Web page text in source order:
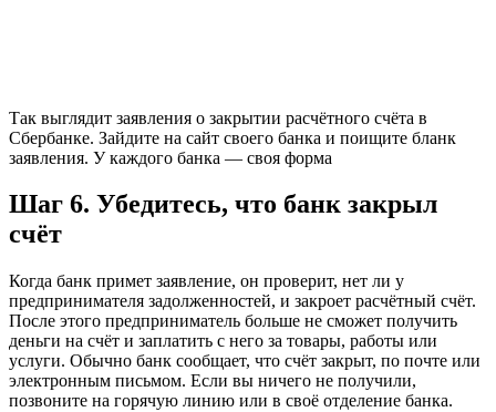
Так выглядит заявления о закрытии расчётного счёта в
Сбербанке. Зайдите на сайт своего банка и поищите бланк
заявления. У каждого банка — своя форма
Шаг 6. Убедитесь, что банк закрыл
счёт
Когда банк примет заявление, он проверит, нет ли у
предпринимателя задолженностей, и закроет расчётный счёт.
После этого предприниматель больше не сможет получить
деньги на счёт и заплатить с него за товары, работы или
услуги. Обычно банк сообщает, что счёт закрыт, по почте или
электронным письмом. Если вы ничего не получили,
позвоните на горячую линию или в своё отделение банка.